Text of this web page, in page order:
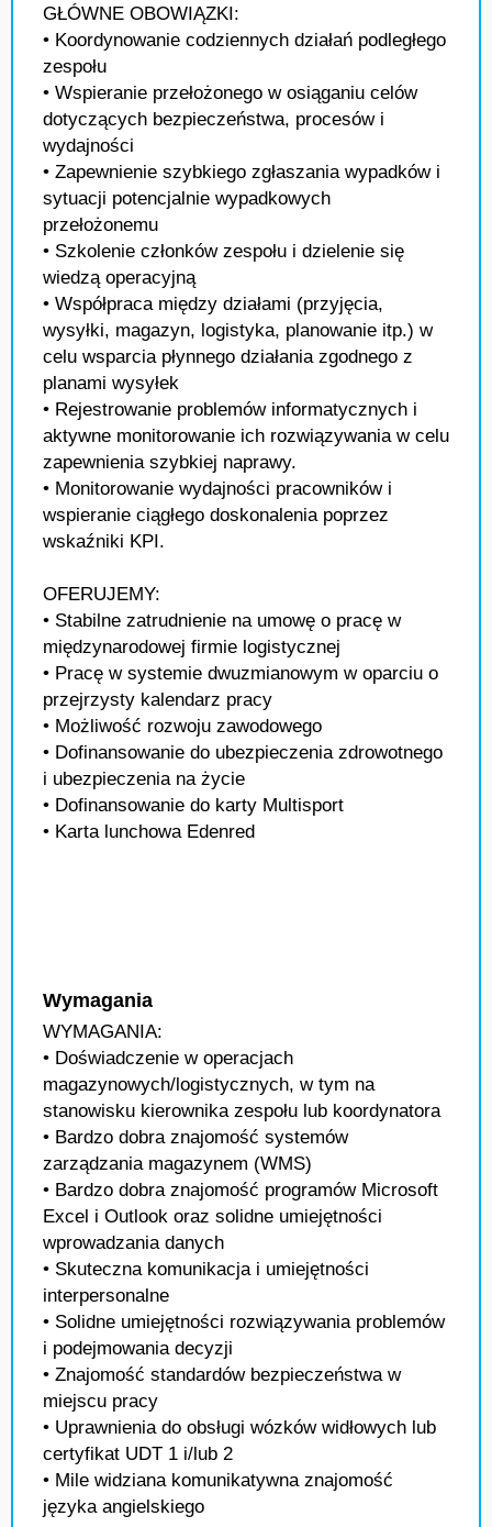
GŁÓWNE OBOWIĄZKI:
• Koordynowanie codziennych działań podległego
zespołu
• Wspieranie przełożonego w osiąganiu celów
dotyczących bezpieczeństwa, procesów i
wydajności
• Zapewnienie szybkiego zgłaszania wypadków i
sytuacji potencjalnie wypadkowych
przełożonemu
• Szkolenie członków zespołu i dzielenie się
wiedzą operacyjną
• Współpraca między działami (przyjęcia,
wysyłki, magazyn, logistyka, planowanie itp.) w
celu wsparcia płynnego działania zgodnego z
planami wysyłek
• Rejestrowanie problemów informatycznych i
aktywne monitorowanie ich rozwiązywania w celu
zapewnienia szybkiej naprawy.
• Monitorowanie wydajności pracowników i
wspieranie ciągłego doskonalenia poprzez
wskaźniki KPI.
OFERUJEMY:
• Stabilne zatrudnienie na umowę o pracę w
międzynarodowej firmie logistycznej
• Pracę w systemie dwuzmianowym w oparciu o
przejrzysty kalendarz pracy
• Możliwość rozwoju zawodowego
• Dofinansowanie do ubezpieczenia zdrowotnego
i ubezpieczenia na życie
• Dofinansowanie do karty Multisport
• Karta lunchowa Edenred
Wymagania
WYMAGANIA:
• Doświadczenie w operacjach
magazynowych/logistycznych, w tym na
stanowisku kierownika zespołu lub koordynatora
• Bardzo dobra znajomość systemów
zarządzania magazynem (WMS)
• Bardzo dobra znajomość programów Microsoft
Excel i Outlook oraz solidne umiejętności
wprowadzania danych
• Skuteczna komunikacja i umiejętności
interpersonalne
• Solidne umiejętności rozwiązywania problemów
i podejmowania decyzji
• Znajomość standardów bezpieczeństwa w
miejscu pracy
• Uprawnienia do obsługi wózków widłowych lub
certyfikat UDT 1 i/lub 2
• Mile widziana komunikatywna znajomość
języka angielskiego